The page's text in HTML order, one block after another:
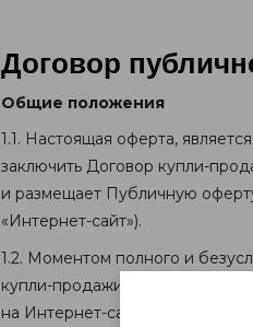
Договор
Общие положения
1.1. Настоящая оферта,
заключить Договор купли-
и размещает Публичную
«Интернет-сайт»).
1.2. Моментом полного и
купли-продажи товаров,
на Интернет-сайте Продавца.